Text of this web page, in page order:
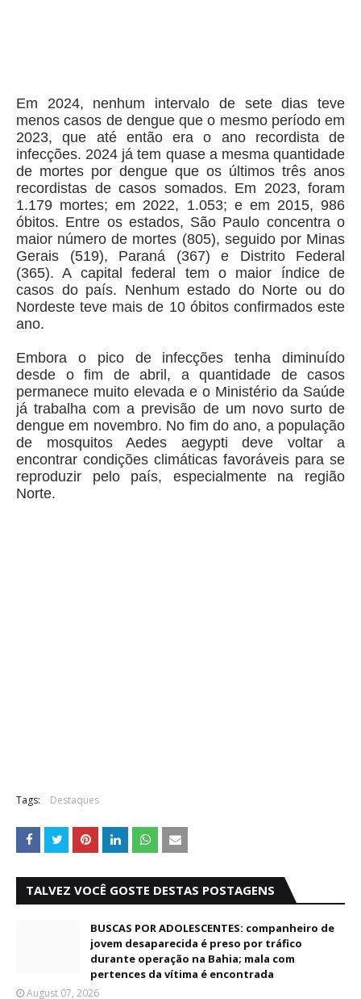
Em 2024, nenhum intervalo de sete dias teve
menos casos de dengue que o mesmo período em
2023, que até então era o ano recordista de
infecções. 2024 já tem quase a mesma quantidade
de mortes por dengue que os últimos três anos
recordistas de casos somados. Em 2023, foram
1.179 mortes; em 2022, 1.053; e em 2015, 986
óbitos. Entre os estados, São Paulo concentra o
maior número de mortes (805), seguido por Minas
Gerais (519), Paraná (367) e Distrito Federal
(365). A capital federal tem o maior índice de
casos do país. Nenhum estado do Norte ou do
Nordeste teve mais de 10 óbitos confirmados este
ano.
Embora o pico de infecções tenha diminuído
desde o fim de abril, a quantidade de casos
permanece muito elevada e o Ministério da Saúde
já trabalha com a previsão de um novo surto de
dengue em novembro. No fim do ano, a população
de mosquitos Aedes aegypti deve voltar a
encontrar condições climáticas favoráveis para se
reproduzir pelo país, especialmente na região
Norte.
Tags: Destaques
TALVEZ VOCÊ GOSTE DESTAS POSTAGENS
BUSCAS POR ADOLESCENTES: companheiro de
jovem desaparecida é preso por tráfico
durante operação na Bahia; mala com
pertences da vítima é encontrada
August 07, 2026